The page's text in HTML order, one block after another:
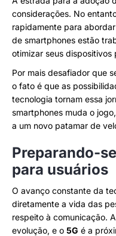
considerações. No
rapidamente para
de smartphones estão
otimizar seus
Por mais desafiador que
o fato é que as
tecnologia tornam essa
smartphones muda o
a um novo patamar de
Preparando-
para usuários
O avanço constante da
diretamente a vida das
respeito à comunicação.
evolução, e o 5G é a